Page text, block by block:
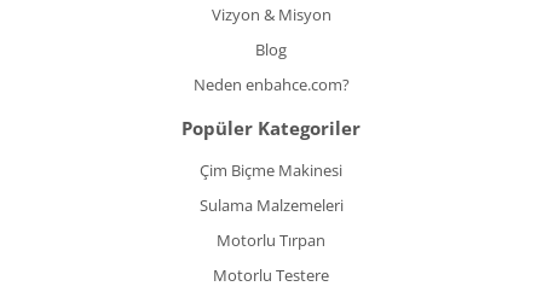
Vizyon & Misyon
Blog
Neden enbahce.com?
Popüler Kategoriler
Çim Biçme Makinesi
Sulama Malzemeleri
Motorlu Tırpan
Motorlu Testere